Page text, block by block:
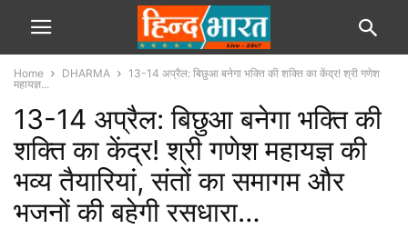
Home DHARMA
13-14 अप्रैल: बिछुआ बनेगा भक्ति की शक्ति का केंद्र! श्री गणेश
महायज्ञ...
13-14 अप्रैल: बिछुआ बनेगा भक्ति की
शक्ति का केंद्र! श्री गणेश महायज्ञ की
भव्य तैयारियां, संतों का समागम और
भजनों की बहेगी रसधारा…